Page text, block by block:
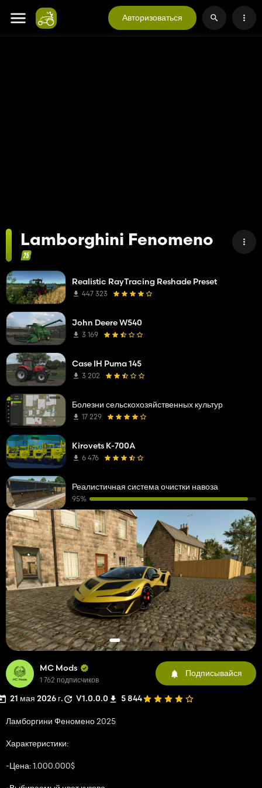
Авторизоваться
Lamborghini Fenomeno
MC Mods
1 762 подписчиков
Подписывайся
21 мая 2026 г. V1.0.0.0 5 844
Ламборгини Феномено 2025
Характеристики:
-Цена: 1.000.000$
Realistic RayTracing Reshade Preset
447 323
John Deere W540
3 169
Case IH Puma 145
3 202
Болезни сельскохозяйственных культур
17 229
Kirovets K-700A
6 476
Реалистичная система очистки навоза
95%